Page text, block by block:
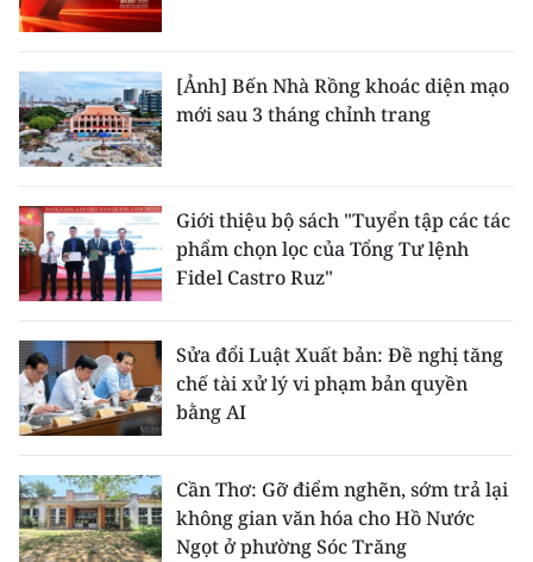
[Ảnh] Bến Nhà Rồng khoác diện mạo
mới sau 3 tháng chỉnh trang
Giới thiệu bộ sách "Tuyển tập các tác
phẩm chọn lọc của Tổng Tư lệnh
Fidel Castro Ruz"
Sửa đổi Luật Xuất bản: Đề nghị tăng
chế tài xử lý vi phạm bản quyền
bằng AI
Cần Thơ: Gỡ điểm nghẽn, sớm trả lại
không gian văn hóa cho Hồ Nước
Ngọt ở phường Sóc Trăng